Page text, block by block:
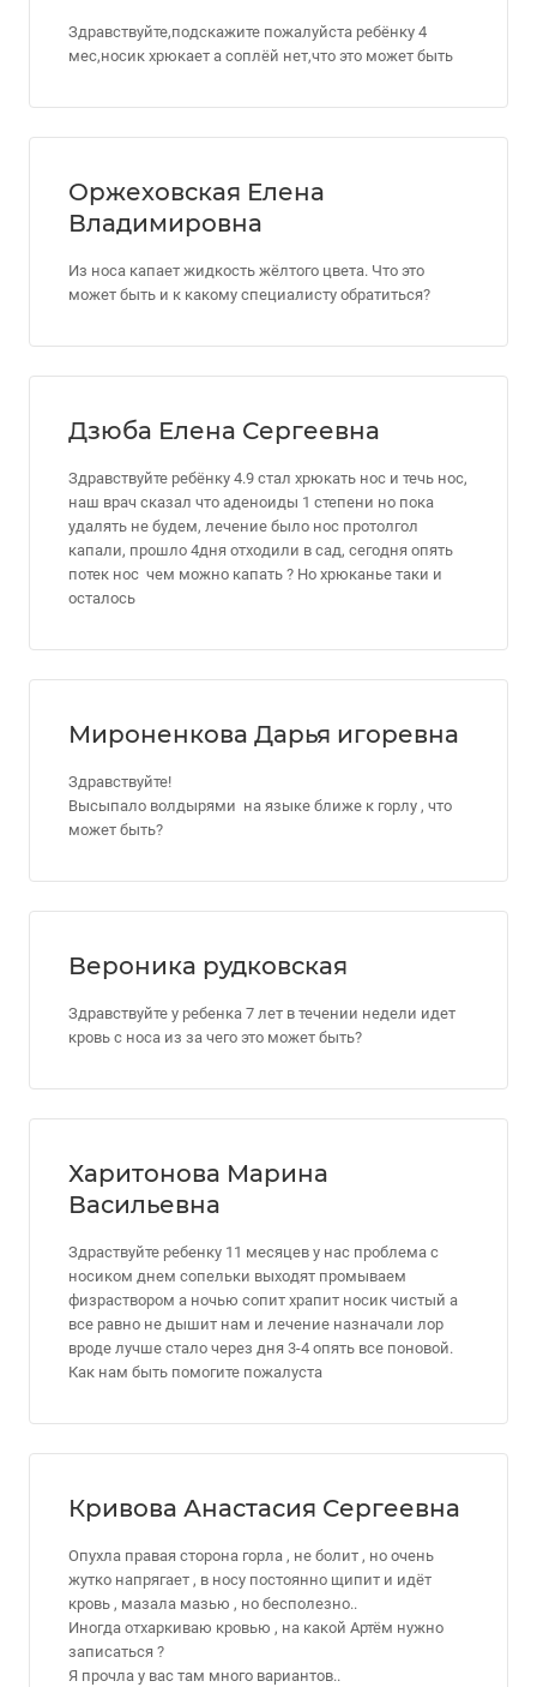
Здравствуйте,подскажите пожалуйста ребёнку 4
мес,носик хрюкает а соплёй нет,что это может быть
Оржеховская Елена
Владимировна
Из носа капает жидкость жёлтого цвета. Что это
может быть и к какому специалисту обратиться?
Дзюба Елена Сергеевна
Здравствуйте ребёнку 4.9 стал хрюкать нос и течь нос,
наш врач сказал что аденоиды 1 степени но пока
удалять не будем, лечение было нос протолгол
капали, прошло 4дня отходили в сад, сегодня опять
потек нос чем можно капать ? Но хрюканье таки и
осталось
Мироненкова Дарья игоревна
Здравствуйте!
Высыпало волдырями на языке ближе к горлу , что
может быть?
Вероника рудковская
Здравствуйте у ребенка 7 лет в течении недели идет
кровь с носа из за чего это может быть?
Харитонова Марина
Васильевна
Здраствуйте ребенку 11 месяцев у нас проблема с
носиком днем сопельки выходят промываем
физраствором а ночью сопит храпит носик чистый а
все равно не дышит нам и лечение назначали лор
вроде лучше стало через дня 3-4 опять все поновой.
Как нам быть помогите пожалуста
Кривова Анастасия Сергеевна
Опухла правая сторона горла , не болит , но очень
жутко напрягает , в носу постоянно щипит и идёт
кровь , мазала мазью , но бесполезно..
Иногда отхаркиваю кровью , на какой Артём нужно
записаться ?
Я прочла у вас там много вариантов..